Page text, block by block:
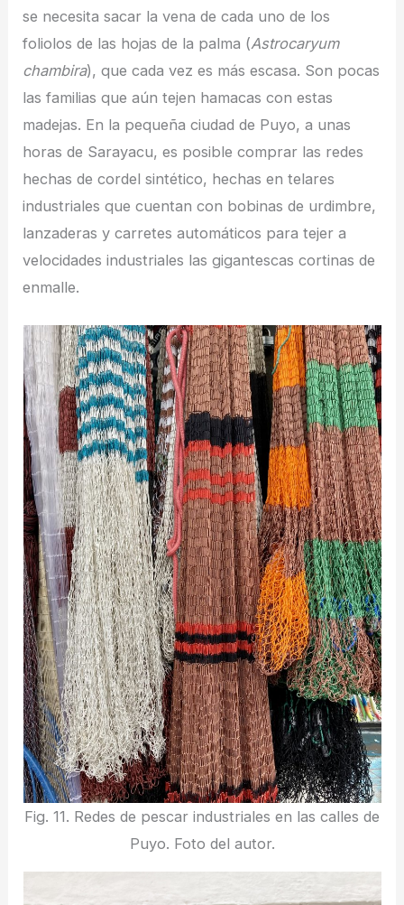
se necesita sacar la vena de cada uno de los
foliolos de las hojas de la palma (Astrocaryum
chambira), que cada vez es más escasa. Son pocas
las familias que aún tejen hamacas con estas
madejas. En la pequeña ciudad de Puyo, a unas
horas de Sarayacu, es posible comprar las redes
hechas de cordel sintético, hechas en telares
industriales que cuentan con bobinas de urdimbre,
lanzaderas y carretes automáticos para tejer a
velocidades industriales las gigantescas cortinas de
enmalle.
Fig. 11. Redes de pescar industriales en las calles de
Puyo. Foto del autor.